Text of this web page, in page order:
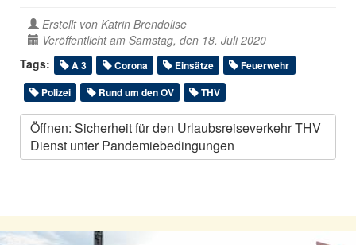
Erstellt von Katrin Brendolise
Veröffentlicht am Samstag, den 18. Juli 2020
Tags:
A 3 Corona Einsätze
Feuerwehr
Polizei
Rund um den OV THV
Öffnen: Sicherheit für den Urlaubsreiseverkehr THV
Dienst unter Pandemiebedingungen